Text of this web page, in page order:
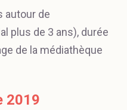
autour de
plus de 3 ans), durée
de la médiathèque
2019